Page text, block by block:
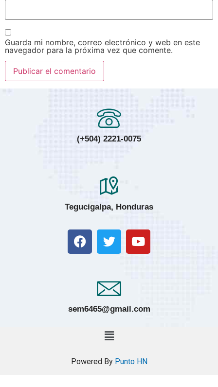
Guarda mi nombre, correo electrónico y web en este
navegador para la próxima vez que comente.
(+504) 2221-0075
Tegucigalpa, Honduras
sem6465@gmail.com
Powered By Punto HN